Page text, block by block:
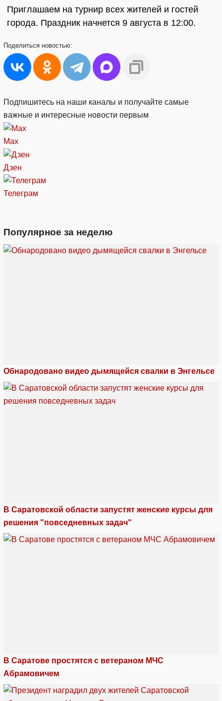
Приглашаем на турнир всех жителей и гостей
города. Праздник начнется 9 августа в 12:00.
Поделиться новостью:
Подпишитесь на наши каналы и получайте самые
важные и интересные новости первым
Max
Дзен
Телеграм
Популярное за неделю
Обнародовано видео дымящейся свалки в Энгельсе
В Саратовской области запустят женские курсы для
решения "повседневных задач"
В Саратове простятся с ветераном МЧС
Абрамовичем